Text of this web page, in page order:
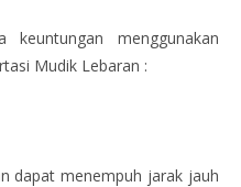
keuntungan menggunakan
Mudik Lebaran :
dapat menempuh jarak jauh